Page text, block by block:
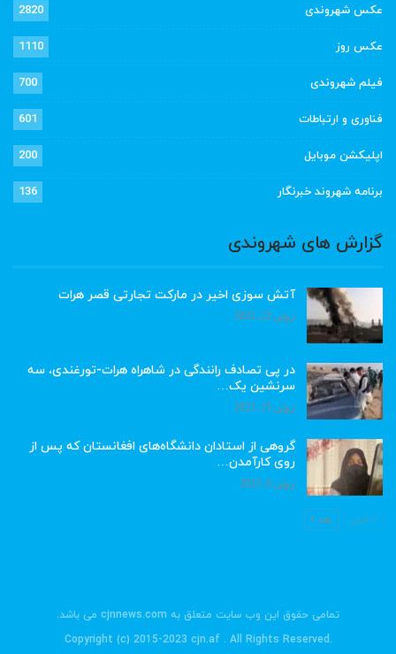
عکس شهروندی 2820
عکس روز 1110
فیلم شهروندی 700
فناوری و ارتباطات 601
اپلیکشن موبایل 200
برنامه شهروند خبرنگار 136
گزارش های شهروندی
آتش سوزی اخیر در مارکت تجارتی قصر هرات
ژوئن 22, 2023
در پی تصادف رانندگی در شاهراه هرات-تورغندی، سه
سرنشین یک…
ژوئن 15, 2023
گروهی از استادان دانشگاه‌های افغانستان که پس از
روی کارآمدن…
ژوئن 6, 2023
قبلی بعد
تمامی حقوق این وب سایت متعلق به cjnnews.com می باشد.
.Copyright (c) 2015-2023 cjn.af . All Rights Reserved